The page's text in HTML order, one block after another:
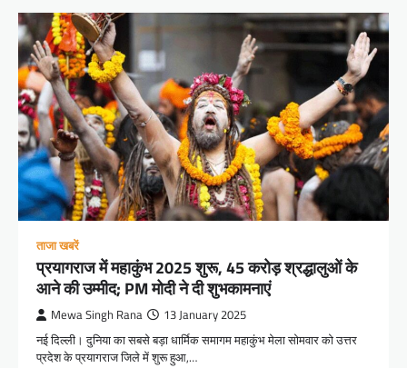
ताजा खबरें
प्रयागराज में महाकुंभ 2025 शुरू, 45 करोड़ श्रद्धालुओं के
आने की उम्मीद; PM मोदी ने दी शुभकामनाएं
Mewa Singh Rana 13 January 2025
नई दिल्ली। दुनिया का सबसे बड़ा धार्मिक समागम महाकुंभ मेला सोमवार को उत्तर
प्रदेश के प्रयागराज जिले में शुरू हुआ,…